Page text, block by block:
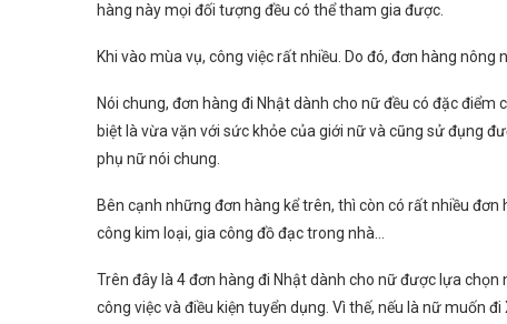
hàng này mọi đối tượng đều có thể tham gia được.
Khi vào mùa vụ, công việc rất nhiều. Do đó, đơn hàng
Nói chung, đơn hàng đi Nhật dành cho nữ đều có đặc
biệt là vừa vặn với sức khỏe của giới nữ và cũng sử đụng
phụ nữ nói chung.
Bên cạnh những đơn hàng kể trên, thì còn có rất nhiều
công kim loại, gia công đồ đạc trong nhà…
Trên đây là 4 đơn hàng đi Nhật dành cho nữ được lựa
công việc và điều kiện tuyển dụng. Vì thế, nếu là nữ muốn